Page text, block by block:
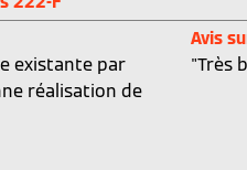
existante par
réalisation de
Avis
"Très